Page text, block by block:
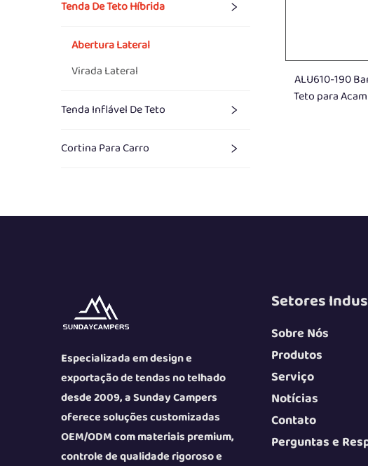
Tenda De Teto Híbrida
Abertura Lateral
Virada Lateral
Tenda Inflável De Teto
Cortina Para Carro
ALU610-190
Teto para
Especializada em design e
exportação de tendas no telhado
desde 2009, a Sunday Campers
oferece soluções customizadas
OEM/ODM com materiais premium,
controle de qualidade rigoroso e
Setores
Sobre Nós
Produtos
Serviço
Notícias
Contato
Perguntas e